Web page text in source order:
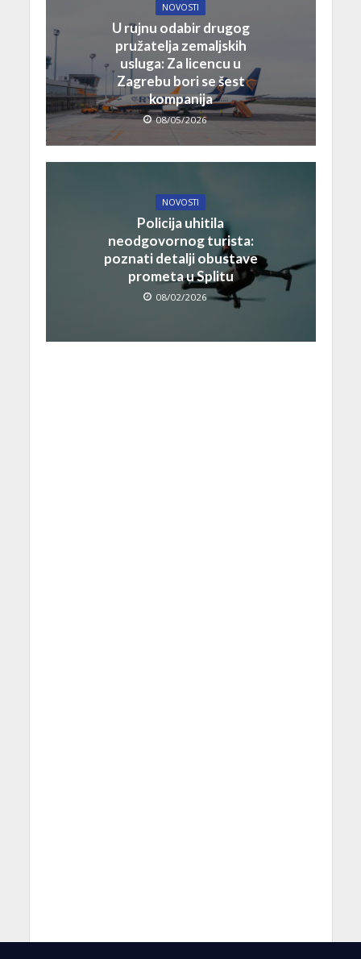
NOVOSTI
U rujnu odabir drugog
pružatelja zemaljskih
usluga: Za licencu u
Zagrebu bori se šest
kompanija
08/05/2026
NOVOSTI
Policija uhitila
neodgovornog turista:
poznati detalji obustave
prometa u Splitu
08/02/2026